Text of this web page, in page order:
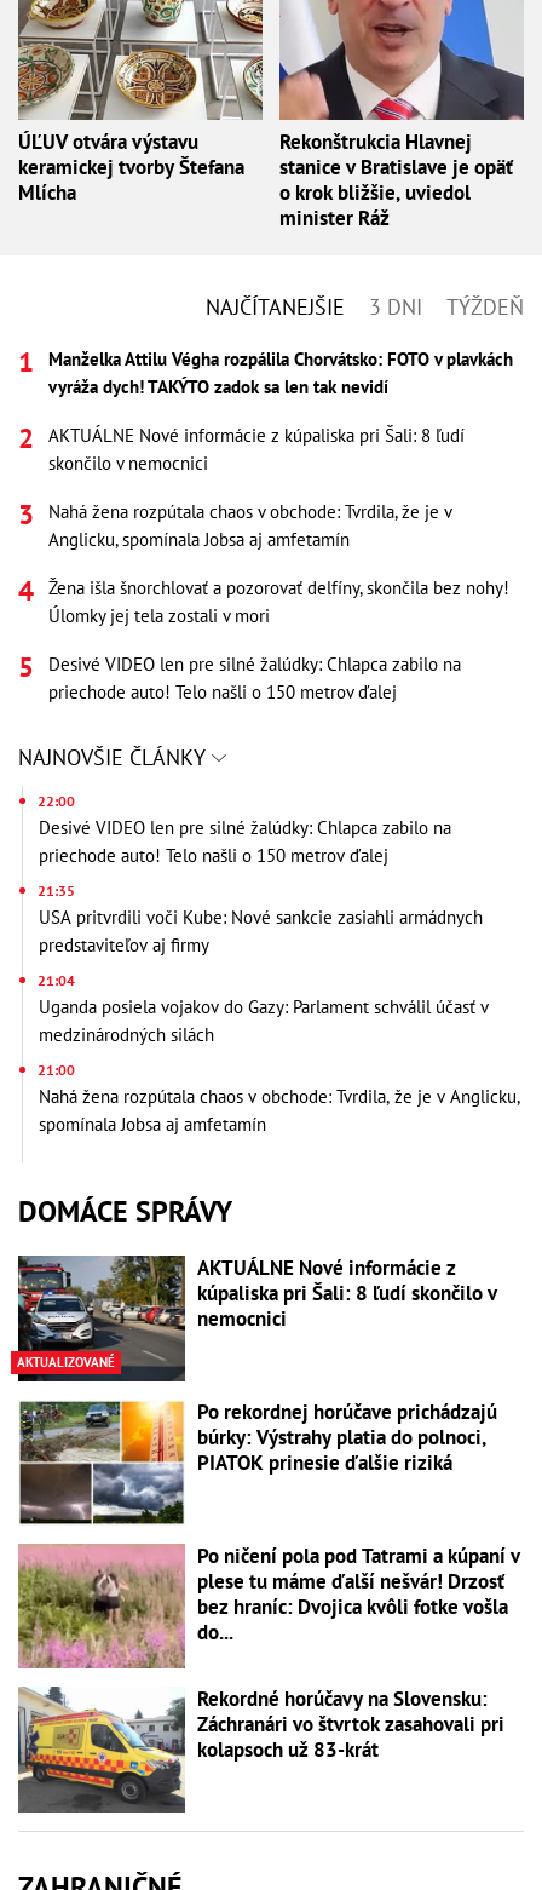
ÚĽUV otvára výstavu
keramickej tvorby Štefana
Mlícha
Rekonštrukcia Hlavnej
stanice v Bratislave je opäť
o krok bližšie, uviedol
minister Ráž
NAJČÍTANEJŠIE 3 DNI TÝŽDEŇ
Manželka Attilu Végha rozpálila Chorvátsko: FOTO v plavkách
vyráža dych! TAKÝTO zadok sa len tak nevidí
AKTUÁLNE Nové informácie z kúpaliska pri Šali: 8 ľudí
skončilo v nemocnici
Nahá žena rozpútala chaos v obchode: Tvrdila, že je v
Anglicku, spomínala Jobsa aj amfetamín
Žena išla šnorchlovať a pozorovať delfíny, skončila bez nohy!
Úlomky jej tela zostali v mori
Desivé VIDEO len pre silné žalúdky: Chlapca zabilo na
priechode auto! Telo našli o 150 metrov ďalej
NAJNOVŠIE ČLÁNKY
22:00
Desivé VIDEO len pre silné žalúdky: Chlapca zabilo na
priechode auto! Telo našli o 150 metrov ďalej
21:35
USA pritvrdili voči Kube: Nové sankcie zasiahli armádnych
predstaviteľov aj firmy
21:04
Uganda posiela vojakov do Gazy: Parlament schválil účasť v
medzinárodných silách
21:00
Nahá žena rozpútala chaos v obchode: Tvrdila, že je v Anglicku,
spomínala Jobsa aj amfetamín
DOMÁCE SPRÁVY
AKTUALIZOVANÉ
AKTUÁLNE Nové informácie z
kúpaliska pri Šali: 8 ľudí skončilo v
nemocnici
Po rekordnej horúčave prichádzajú
búrky: Výstrahy platia do polnoci,
PIATOK prinesie ďalšie riziká
Po ničení pola pod Tatrami a kúpaní v
plese tu máme ďalší nešvár! Drzosť
bez hraníc: Dvojica kvôli fotke vošla
do...
Rekordné horúčavy na Slovensku:
Záchranári vo štvrtok zasahovali pri
kolapsoch už 83-krát